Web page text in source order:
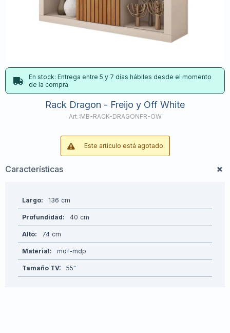
En stock: Entrega entre 5 y 7 días hábiles desde el momento
de la compra
Rack Dragon - Freijo y Off White
MB-RACK-DRAGONFR-OW
Este artículo está agotado.
Características
Largo 136
Profundidad 40
Alto 74
Material mdf-mdp
Tamaño TV 55"